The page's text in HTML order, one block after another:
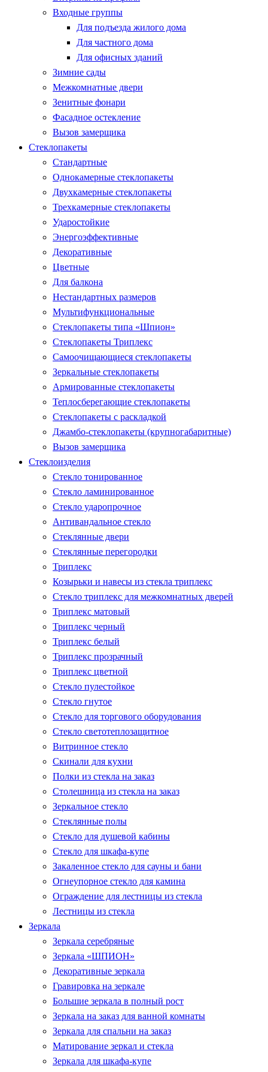
Входные группы
Для подъезда жилого дома
Для частного дома
Для офисных зданий
Зимние сады
Межкомнатные двери
Зенитные фонари
Фасадное остекление
Вызов замерщика
Стеклопакеты
Стандартные
Однокамерные стеклопакеты
Двухкамерные стеклопакеты
Трехкамерные стеклопакеты
Ударостойкие
Энергоэффективные
Декоративные
Цветные
Для балкона
Нестандартных размеров
Мультифункциональные
Стеклопакеты типа «Шпион»
Стеклопакеты Триплекс
Самоочищающиеся стеклопакеты
Зеркальные стеклопакеты
Армированные стеклопакеты
Теплосберегающие стеклопакеты
Стеклопакеты с раскладкой
Джамбо-стеклопакеты (крупногабаритные)
Вызов замерщика
Стеклоизделия
Стекло тонированное
Стекло ламинированное
Стекло ударопрочное
Антивандальное стекло
Стеклянные двери
Стеклянные перегородки
Триплекс
Козырьки и навесы из стекла триплекс
Стекло триплекс для межкомнатных дверей
Триплекс матовый
Триплекс черный
Триплекс белый
Триплекс прозрачный
Триплекс цветной
Стекло пулестойкое
Стекло гнутое
Стекло для торгового оборудования
Стекло светотеплозащитное
Витринное стекло
Скинали для кухни
Полки из стекла на заказ
Столешница из стекла на заказ
Зеркальное стекло
Стеклянные полы
Стекло для душевой кабины
Стекло для шкафа-купе
Закаленное стекло для сауны и бани
Огнеупорное стекло для камина
Ограждение для лестницы из стекла
Лестницы из стекла
Зеркала
Зеркала серебряные
Зеркала «ШПИОН»
Декоративные зеркала
Гравировка на зеркале
Большие зеркала в полный рост
Зеркала на заказ для ванной комнаты
Зеркала для спальни на заказ
Матирование зеркал и стекла
Зеркала для шкафа-купе